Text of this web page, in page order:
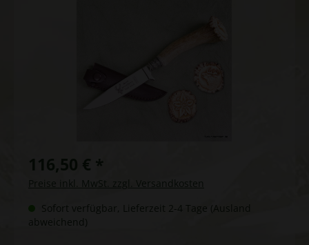
116,50 € *
Preise inkl. MwSt. zzgl. Versandkosten
Sofort verfügbar, Lieferzeit 2-4 Tage (Ausland
abweichend)